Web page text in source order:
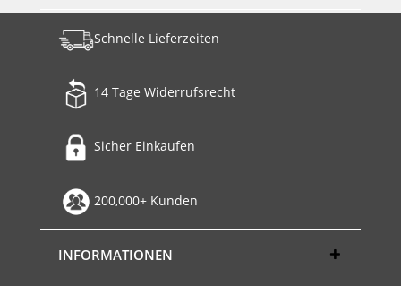
Schnelle Lieferzeiten
14 Tage Widerrufsrecht
Sicher Einkaufen
200,000+ Kunden
INFORMATIONEN